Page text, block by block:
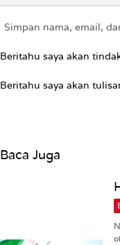
Simpan nama, email,
Beritahu saya akan
Beritahu saya akan
Baca Juga